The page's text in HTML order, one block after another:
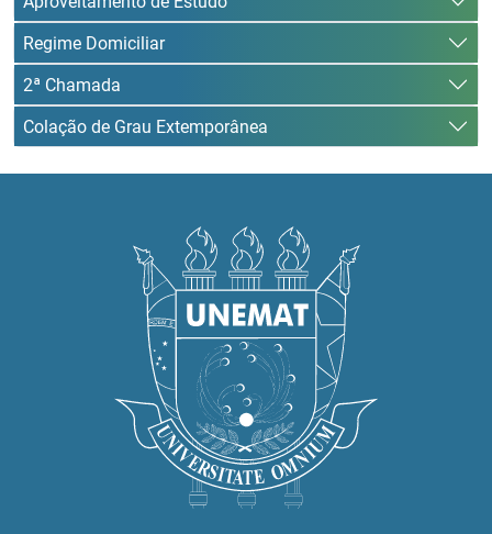
Regime Domiciliar
2ª Chamada
Colação de Grau Extemporânea